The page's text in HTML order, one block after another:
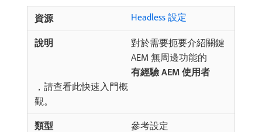
Headless 設定
對於需要扼要介紹關鍵
AEM 無周邊功能的​
有經驗 AEM 使用者
，請查看此快速入門概
觀。
參考設定